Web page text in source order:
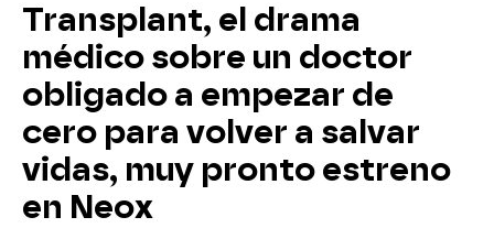
Transplant, el drama
médico sobre un doctor
obligado a empezar de
cero para volver a salvar
vidas, muy pronto estreno
en Neox